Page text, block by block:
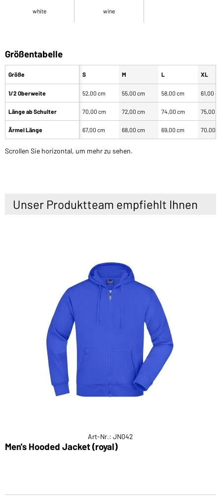
white wine
Größentabelle
Größe
1/2 Oberweite
Länge ab Schulter
Ärmel Länge
S M L XL
52,00 cm 55,00 cm 58,00 cm 61,00
70,00 cm 72,00 cm 74,00 cm 75,00
67,00 cm 68,00 cm 69,00 cm 70,00
Scrollen Sie horizontal, um mehr zu sehen.
Unser Produktteam empfiehlt Ihnen
Art-Nr.: JN042
Men's Hooded Jacket (royal)